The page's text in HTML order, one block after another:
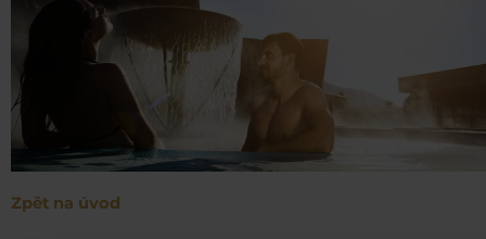
Zpět na úvod